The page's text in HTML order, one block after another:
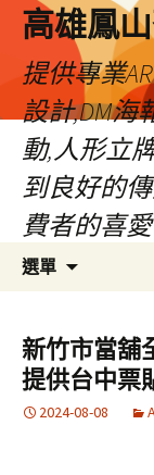
高雄鳳
提供專業
設計,DM海
動,人形立
到良好的
費者的喜愛
選單
容
新竹市當舖
提供台中票
2024-08-08